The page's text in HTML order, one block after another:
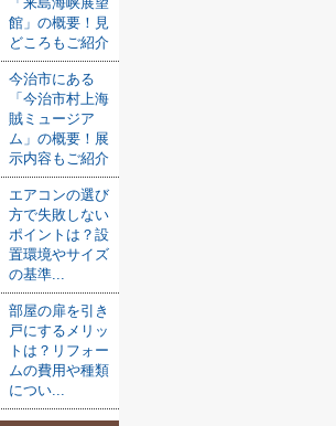
館」の概要！見
どころもご紹介
今治市にある
「今治市村上海
賊ミュージア
ム」の概要！展
示内容もご紹介
エアコンの選び
方で失敗しない
ポイントは？設
置環境やサイズ
の基準...
部屋の扉を引き
戸にするメリッ
トは？リフォー
ムの費用や種類
につい...